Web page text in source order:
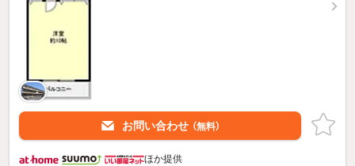
お問い合わせ （無料）
ほか提供